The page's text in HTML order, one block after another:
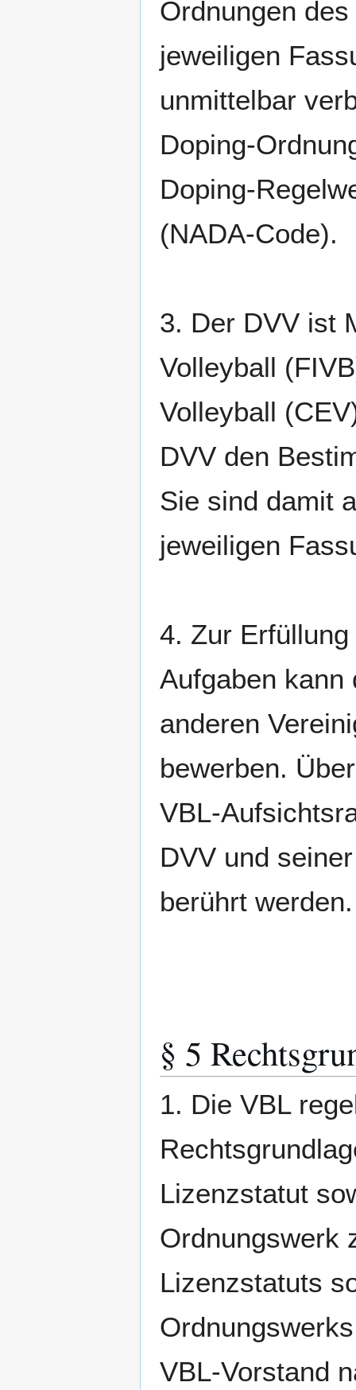
Ordnungen
jeweiligen
unmittelbar
Doping-
Doping-
(NADA-Code).
3. Der DVV ist
Volleyball
Volleyball
DVV den
Sie sind damit
jeweiligen
4. Zur
Aufgaben kann
anderen
bewerben.
VBL-
DVV und
berührt werden.
§ 5
1. Die VBL
Lizenzstatut
Ordnungswerk
Lizenzstatuts
VBL-Vorstand